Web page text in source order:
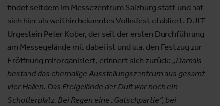
findet seitdem im Messezentrum Salzburg statt und hat
sich hier als weithin bekanntes Volksfest etabliert. DULT-
Urgestein Peter Kober, der seit der ersten Durchführung
am Messegelände mit dabei ist und u.a. den Festzug zur
Eröffnung mitorganisiert, erinnert sich zurück: „Damals
bestand das ehemalige Ausstellungszentrum aus gesamt
vier Hallen. Das Freigelände der Dult war noch ein
Schotterplatz. Bei Regen eine „Gatschpartie“, bei